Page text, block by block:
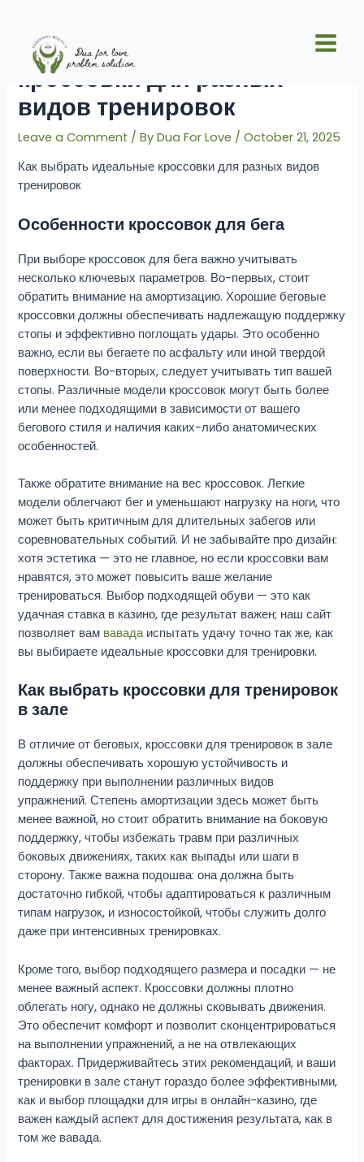
content
Menu
Как выбрать идеальные
кроссовки для разных
видов тренировок
Leave a Comment / ByDua For Love /October 21, 2025
Как выбрать идеальные кроссовки для разных видов
тренировок
Особенности кроссовок для бега
При выборе кроссовок для бега важно учитывать
несколько ключевых параметров. Во-первых, стоит
обратить внимание на амортизацию. Хорошие беговые
кроссовки должны обеспечивать надлежащую поддержку
стопы и эффективно поглощать удары. Это особенно
важно, если вы бегаете по асфальту или иной твердой
поверхности. Во-вторых, следует учитывать тип вашей
стопы. Различные модели кроссовок могут быть более
или менее подходящими в зависимости от вашего
бегового стиля и наличия каких-либо анатомических
особенностей.
Также обратите внимание на вес кроссовок. Легкие
модели облегчают бег и уменьшают нагрузку на ноги, что
может быть критичным для длительных забегов или
соревновательных событий. И не забывайте про дизайн:
хотя эстетика — это не главное, но если кроссовки вам
нравятся, это может повысить ваше желание
тренироваться. Выбор подходящей обуви — это как
удачная ставка в казино, где результат важен; наш сайт
позволяет вам вавадаиспытать удачу точно так же, как
вы выбираете идеальные кроссовки для тренировки.
Как выбрать кроссовки для тренировок
в зале
В отличие от беговых, кроссовки для тренировок в зале
должны обеспечивать хорошую устойчивость и
поддержку при выполнении различных видов
упражнений. Степень амортизации здесь может быть
менее важной, но стоит обратить внимание на боковую
поддержку, чтобы избежать травм при различных
боковых движениях, таких как выпады или шаги в
сторону. Также важна подошва: она должна быть
достаточно гибкой, чтобы адаптироваться к различным
типам нагрузок, и износостойкой, чтобы служить долго
даже при интенсивных тренировках.
Кроме того, выбор подходящего размера и посадки — не
менее важный аспект. Кроссовки должны плотно
облегать ногу, однако не должны сковывать движения.
Это обеспечит комфорт и позволит сконцентрироваться
на выполнении упражнений, а не на отвлекающих
факторах. Придерживайтесь этих рекомендаций, и ваши
тренировки в зале станут гораздо более эффективными,
как и выбор площадки для игры в онлайн-казино, где
важен каждый аспект для достижения результата, как в
том же вавада.